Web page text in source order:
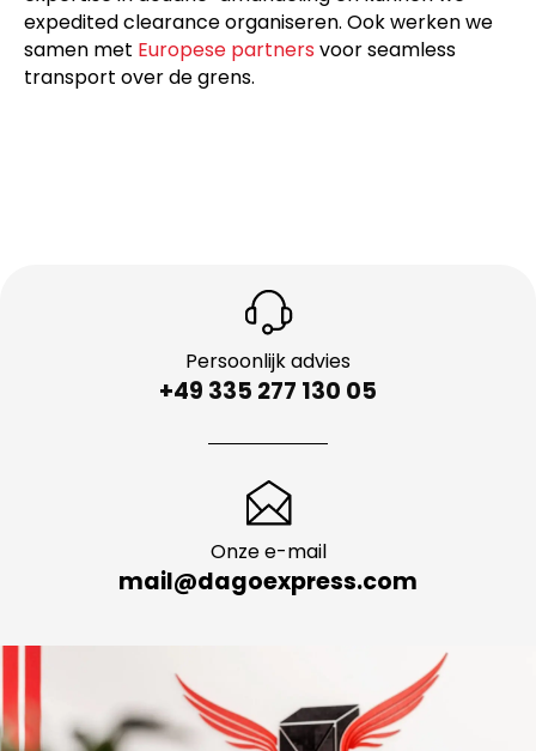
expedited clearance organiseren. Ook werken we
samen met Europese partners voor seamless
transport over de grens.
Persoonlijk advies
+49 335 277 130 05
Onze e-mail
mail@dagoexpress.com